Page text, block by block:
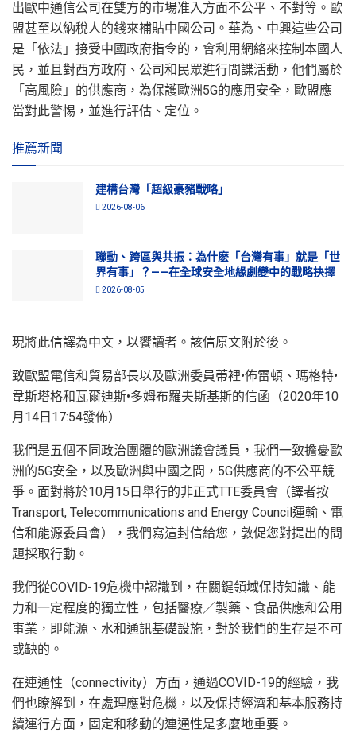
出歐中通信公司在雙方的市場准入方面不公平、不對等。歐
盟甚至以納稅人的錢來補貼中國公司。華為、中興這些公司
是「依法」接受中國政府指令的，會利用網絡來控制本國人
民，並且對西方政府、公司和民眾進行間諜活動，他們屬於
「高風險」的供應商，為保護歐洲5G的應用安全，歐盟應
當對此警惕，並進行評估、定位。
推薦新聞
建構台灣「超級豪豬戰略」
2026-08-06
聯動、跨區與共振：為什麽「台灣有事」就是「世
界有事」？——在全球安全地緣劇變中的戰略抉擇
2026-08-05
現將此信譯為中文，以饗讀者。該信原文附於後。
致歐盟電信和貿易部長以及歐洲委員蒂裡•佈雷頓、瑪格特•
韋斯塔格和瓦爾迪斯•多姆布羅夫斯基斯的信函（2020年10
月14日17:54發佈）
我們是五個不同政治團體的歐洲議會議員，我們一致擔憂歐
洲的5G安全，以及歐洲與中國之間，5G供應商的不公平競
爭。面對將於10月15日舉行的非正式TTE委員會（譯者按
Transport, Telecommunications and Energy Council運輸、電
信和能源委員會），我們寫這封信給您，敦促您對提出的問
題採取行動。
我們從COVID-19危機中認識到，在關鍵領域保持知識、能
力和一定程度的獨立性，包括醫療／製藥、食品供應和公用
事業，即能源、水和通訊基礎設施，對於我們的生存是不可
或缺的。
在連通性（connectivity）方面，通過COVID-19的經驗，我
們也瞭解到，在處理應對危機，以及保持經濟和基本服務持
續運行方面，固定和移動的連通性是多麼地重要。